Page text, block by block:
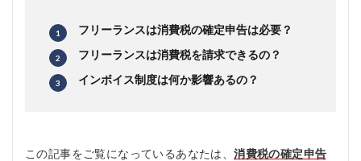
フリーランスは消費税の確定申告は必要？
フリーランスは消費税を請求できるの？
インボイス制度は何か影響あるの？
この記事をご覧になっているあなたは、消費税の確定申告